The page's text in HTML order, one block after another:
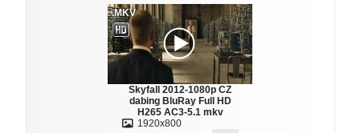
.MKV
Skyfall 2012-1080p CZ
dabing BluRay Full HD
H265 AC3-5.1 mkv
1920x800